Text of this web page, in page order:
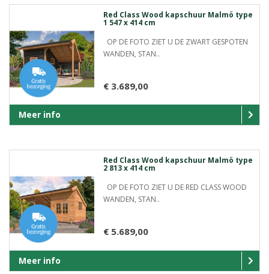
Red Class Wood kapschuur Malmö type
1 547 x 414 cm
OP DE FOTO ZIET U DE ZWART GESPOTEN
WANDEN, STAN..
€ 3.689,00
Meer info
Red Class Wood kapschuur Malmö type
2 813 x 414 cm
OP DE FOTO ZIET U DE RED CLASS WOOD
WANDEN, STAN..
€ 5.689,00
Meer info